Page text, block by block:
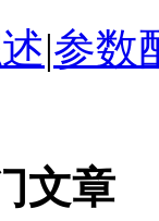
|参数
文章